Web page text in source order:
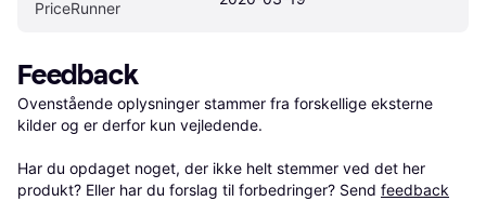
PriceRunner
Feedback
Ovenstående oplysninger stammer fra forskellige eksterne
kilder og er derfor kun vejledende.
Har du opdaget noget, der ikke helt stemmer ved det her
produkt? Eller har du forslag til forbedringer? Send feedback